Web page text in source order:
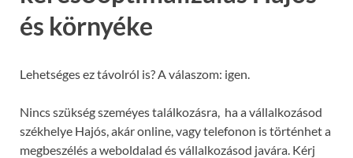
és környéke
Lehetséges ez távolról is? A válaszom: igen.
Nincs szükség szeméyes találkozásra, ha a vállalkozásod
székhelye Hajós, akár online, vagy telefonon is történhet a
megbeszélés a weboldalad és vállalkozásod javára. Kérj